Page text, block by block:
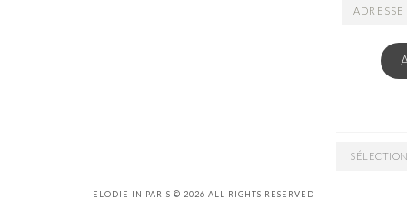
ADRESSE
ARCHIVES
ELODIE IN PARIS © 2026 ALL RIGHTS RESERVED